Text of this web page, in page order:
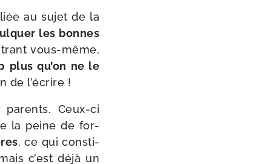
au sujet de la
les bonnes
vous-​même,
plus qu’on ne le
de l’écrire !
Ceux-​ci
la peine de for­
, ce qui consti­
c’est déjà un